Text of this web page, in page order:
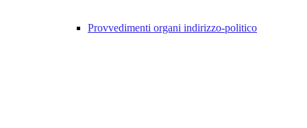
Provvedimenti organi indirizzo-politico